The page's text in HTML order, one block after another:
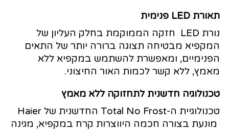
תאורת LED פנימית
נורת LED חזקה הממוקמת בחלק העליון של
המקפיא מבטיחה תצוגה ברורה יותר של התאים
הפנימיים, ומאפשרת להשתמש במקפיא ללא
מאמץ, ללא קשר לכמות האור החיצוני.
טכנולוגיה חדשנית לתחזוקה ללא מאמץ
טכנולוגיית ה-Total No Frost החדשנית של Haier
מונעת בצורה חכמה היווצרות קרח במקפיא, מגינה